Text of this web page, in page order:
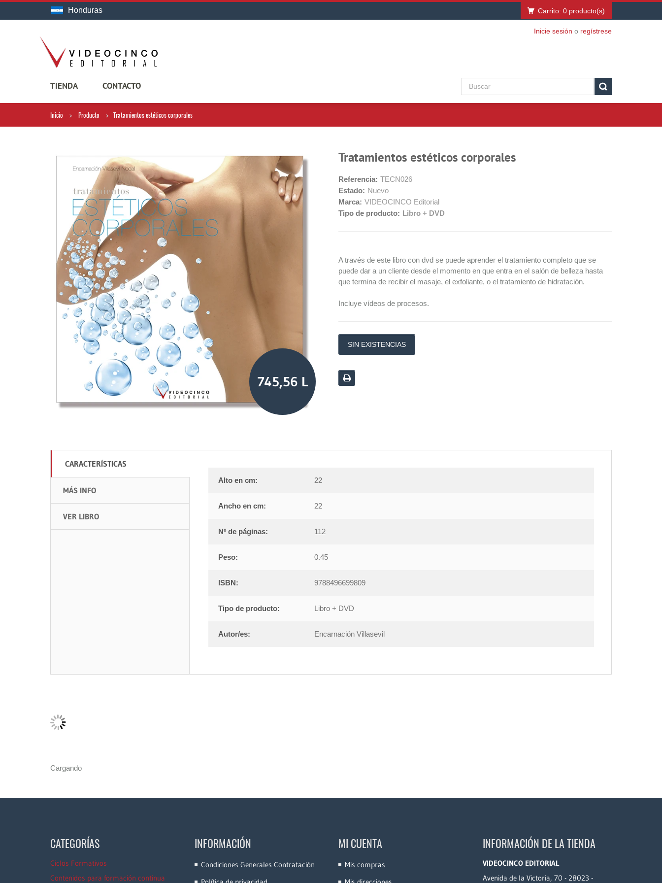
Honduras Carrito: 0 producto(s)
Inicie sesión o regístrese
TIENDA CONTACTO
Inicio Producto Tratamientos estéticos corporales
745,56 L
Tratamientos estéticos corporales
Referencia: TECN026
Estado: Nuevo
Marca: VIDEOCINCO Editorial
Tipo de producto: Libro + DVD
A través de este libro con dvd se puede aprender el tratamiento completo que se
puede dar a un cliente desde el momento en que entra en el salón de belleza hasta
que termina de recibir el masaje, el exfoliante, o el tratamiento de hidratación.
Incluye vídeos de procesos.
SIN EXISTENCIAS
CARACTERÍSTICAS
MÁS INFO
VER LIBRO
Alto en cm: 22
Ancho en cm: 22
Nº de páginas: 112
Peso: 0.45
ISBN: 9788496699809
Tipo de producto: Libro + DVD
Autor/es: Encarnación Villasevil
Cargando
CATEGORÍAS
Ciclos Formativos
Contenidos para formación continua
INFORMACIÓN
Condiciones Generales Contratación
MI CUENTA
Mis compras
INFORMACIÓN DE LA TIENDA
VIDEOCINCO EDITORIAL
Avenida de la Victoria, 70 - 28023 -